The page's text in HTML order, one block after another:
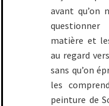
avant qu’on
matière et
au regard
sans qu’on
les
peinture de